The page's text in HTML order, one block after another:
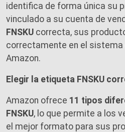
identifica de forma única su
vinculado a su cuenta de
FNSKU correcta, sus
correctamente en el
Amazon.
Elegir la etiqueta FNSKU
Amazon ofrece 11 tipos
FNSKU, lo que permite a los
el mejor formato para sus